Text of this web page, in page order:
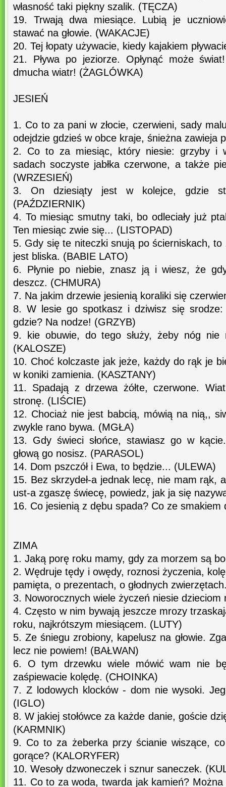
własność taki piękny szalik. (TĘCZA)
19. Trwają dwa miesiące. Lubią je
stawać na głowie. (WAKACJE)
20. Tej łopaty używacie, kiedy kajakiem
21. Pływa po jeziorze. Opłynąć może
dmucha wiatr! (ŻAGLÓWKA)
JESIEŃ
1. Co to za pani w złocie, czerwieni, sady
odejdzie gdzieś w obce kraje, śnieżna zawieja
2. Co to za miesiąc, który niesie: grzyby i
sadach soczyste jabłka czerwone, a także
(WRZESIEŃ)
3. On dziesiąty jest w kolejce, gdzie
(PAŹDZIERNIK)
4. To miesiąc smutny taki, bo odleciały już
Ten miesiąc zwie się... (LISTOPAD)
5. Gdy się te niteczki snują po ścierniskach,
jest bliska. (BABIE LATO)
6. Płynie po niebie, znasz ją i wiesz, że
deszcz. (CHMURA)
7. Na jakim drzewie jesienią koraliki się
8. W lesie go spotkasz i dziwisz się
gdzie? Na nodze! (GRZYB)
9. kie obuwie, do tego służy, żeby nóg nie
(KALOSZE)
10. Choć kolczaste jak jeże, każdy do rąk je
w koniki zamienia. (KASZTANY)
11. Spadają z drzewa żółte, czerwone.
stronę. (LIŚCIE)
12. Chociaż nie jest babcią, mówią na nią,,
zwykle rano bywa. (MGŁA)
13. Gdy świeci słońce, stawiasz go w
głową go nosisz. (PARASOL)
14. Dom pszczół i Ewa, to będzie... (ULEWA)
15. Bez skrzydeł-a jednak lecę, nie mam rąk,
ust-a zgaszę świecę, powiedz, jak ja się
16. Co jesienią z dębu spada? Co ze smakiem
ZIMA
1. Jaką porę roku mamy, gdy za morzem są
2. Wędruje tędy i owędy, roznosi życzenia,
pamięta, o prezentach, o głodnych
3. Noworocznych wiele życzeń niesie
4. Często w nim bywają jeszcze mrozy
roku, najkrótszym miesiącem. (LUTY)
5. Ze śniegu zrobiony, kapelusz na głowie.
lecz nie powiem! (BAŁWAN)
6. O tym drzewku wiele mówić wam nie
zaśpiewacie kolędę. (CHOINKA)
7. Z lodowych klocków - dom nie wysoki.
(IGLO)
8. W jakiej stołówce za każde danie, goście
(KARMNIK)
9. Co to za żeberka przy ścianie wiszące,
gorące? (KALORYFER)
10. Wesoły dzwoneczek i sznur saneczek.
11. Co to za woda, twarda jak kamień? Można